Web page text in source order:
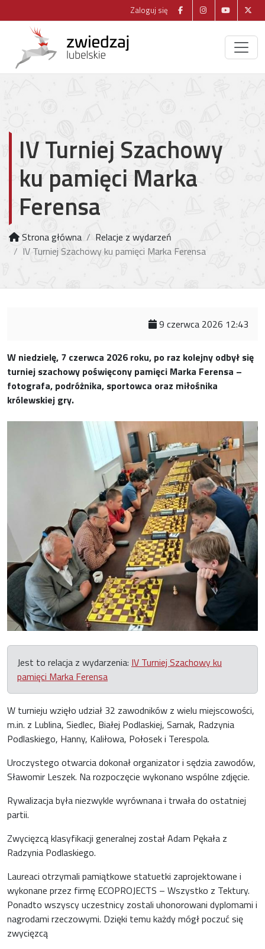
Zaloguj się
IV Turniej Szachowy
ku pamięci Marka
Ferensa
Strona główna
Relacje z wydarzeń
IV Turniej Szachowy ku pamięci Marka Ferensa
9 czerwca 2026 12:43
W niedzielę, 7 czerwca 2026 roku, po raz kolejny odbył się
turniej szachowy poświęcony pamięci Marka Ferensa –
fotografa, podróżnika, sportowca oraz miłośnika
królewskiej gry.
Jest to relacja z wydarzenia: IV Turniej Szachowy ku
pamięci Marka Ferensa
W turnieju wzięło udział 32 zawodników z wielu miejscowości,
m.in. z Lublina, Siedlec, Białej Podlaskiej, Sarnak, Radzynia
Podlaskiego, Hanny, Kaliłowa, Połosek i Terespola.
Uroczystego otwarcia dokonał organizator i sędzia zawodów,
Sławomir Leszek. Na rozpoczęcie wykonano wspólne zdjęcie.
Rywalizacja była niezwykle wyrównana i trwała do ostatniej
partii.
Zwycięzcą klasyfikacji generalnej został Adam Pękała z
Radzynia Podlaskiego.
Laureaci otrzymali pamiątkowe statuetki zaprojektowane i
wykonane przez firmę ECOPROJECTS – Wszystko z Tektury.
Ponadto wszyscy uczestnicy zostali uhonorowani dyplomami i
nagrodami rzeczowymi. Dzięki temu każdy mógł poczuć się
zwycięzcą